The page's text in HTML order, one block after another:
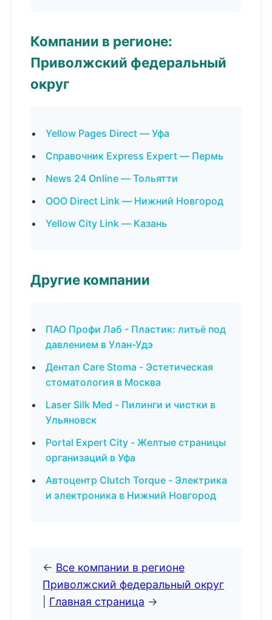
Компании в регионе:
Приволжский федеральный
округ
Yellow Pages Direct — Уфа
Справочник Express Expert — Пермь
News 24 Online — Тольятти
ООО Direct Link — Нижний Новгород
Yellow City Link — Казань
Другие компании
ПАО Профи Лаб - Пластик: литьё под
давлением в Улан-Удэ
Дентал Care Stoma - Эстетическая
стоматология в Москва
Laser Silk Med - Пилинги и чистки в
Ульяновск
Portal Expert City - Желтые страницы
организаций в Уфа
Автоцентр Clutch Torque - Электрика
и электроника в Нижний Новгород
← Все компании в регионе
Приволжский федеральный округ
Главная страница →